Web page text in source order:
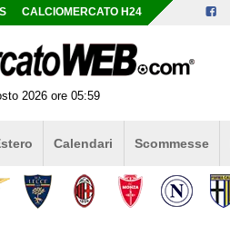
CALCIOMERCATO H24
2026 ore 05:59
Calendari Scommesse